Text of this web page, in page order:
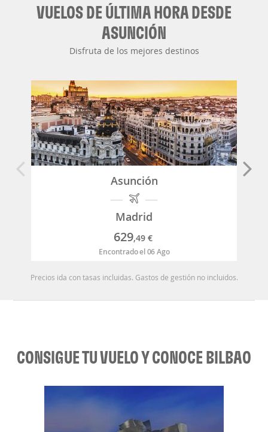
VUELOS DE ÚLTIMA HORA DESDE
ASUNCIÓN
Disfruta de los mejores destinos
Asunción
Madrid
629,49 €
Encontrado el 06 Ago
Precios ida con tasas incluidas. Gastos de gestión no incluidos.
CONSIGUE TU VUELO Y CONOCE BILBAO